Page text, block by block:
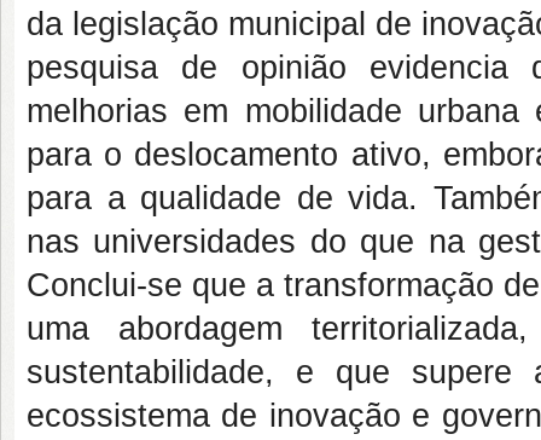
da legislação municipal de
pesquisa de opinião evidencia
melhorias em mobilidade
para o deslocamento ativo,
para a qualidade de vida.
nas universidades do que na
Conclui-se que a transformação
uma abordagem
sustentabilidade, e que supere
ecossistema de inovação e